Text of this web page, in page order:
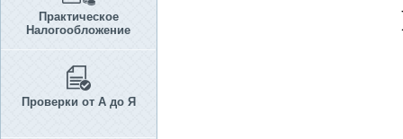
Практическое
Налогообложение
Проверки от А до Я